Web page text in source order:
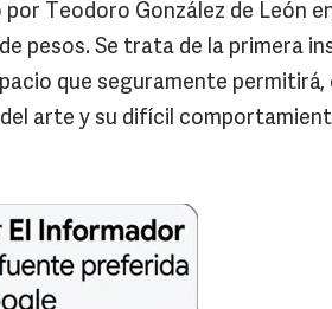
Teodoro González de León
pesos. Se trata de la primera
que seguramente permitirá,
arte y su difícil